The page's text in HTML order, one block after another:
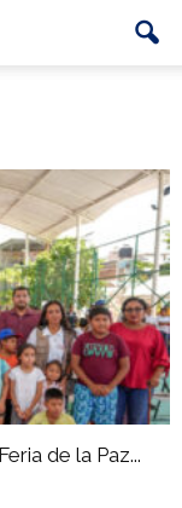
de la Paz...